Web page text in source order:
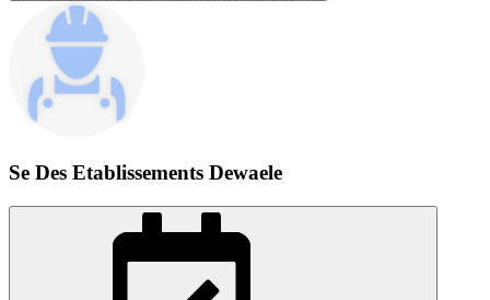
Se Des Etablissements Dewaele